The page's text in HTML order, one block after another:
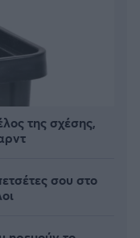
της σχέσης,
σου στο